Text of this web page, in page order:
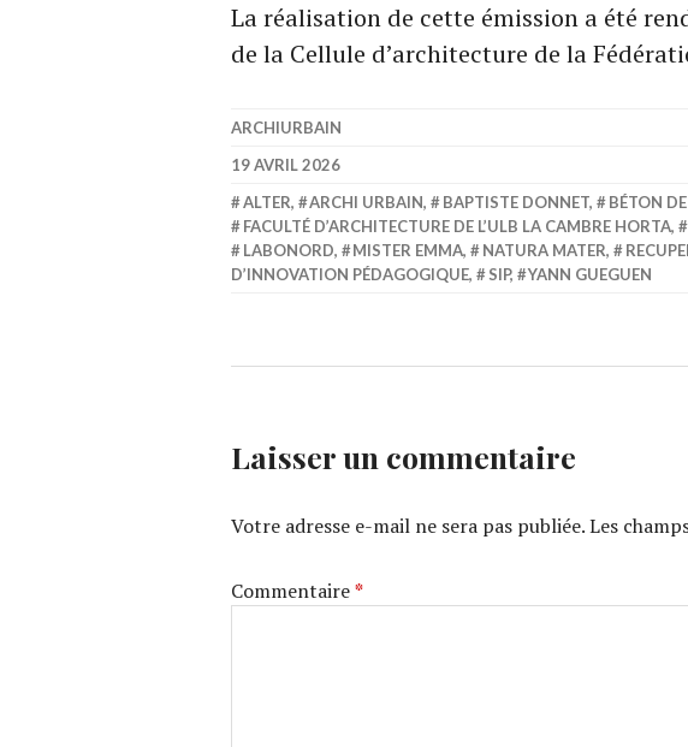
La réalisation de cette émission a été
de la Cellule d’architecture de la
ARCHIURBAIN
19 AVRIL 2026
ALTER, ARCHI URBAIN, BAPTISTE DONNET, BÉTON
FACULTÉ D’ARCHITECTURE DE L’ULB LA CAMBRE HORTA,
LABONORD, MISTER EMMA, NATURA MATER,
D’INNOVATION PÉDAGOGIQUE, SIP, YANN GUEGUEN
Laisser un commentaire
Votre adresse e-mail ne sera pas publiée.Les
Commentaire*